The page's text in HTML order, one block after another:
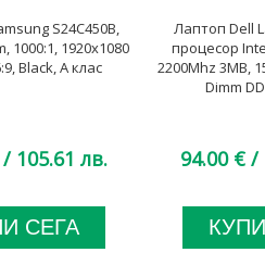
S24C450B,
1000:1, 1920x1080
Black, А клас
/ 105.61 лв.
СЕГА
Лаптоп Dell
процесор
2200Mhz 3MB,
Dimm
94.00 € /